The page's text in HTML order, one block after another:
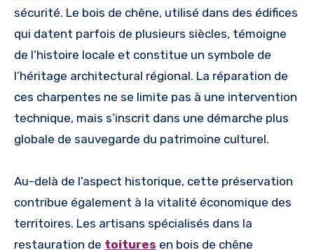
sécurité. Le bois de chêne, utilisé dans des édifices
qui datent parfois de plusieurs siècles, témoigne
de l’histoire locale et constitue un symbole de
l’héritage architectural régional. La réparation de
ces charpentes ne se limite pas à une intervention
technique, mais s’inscrit dans une démarche plus
globale de sauvegarde du patrimoine culturel.
Au-delà de l’aspect historique, cette préservation
contribue également à la vitalité économique des
territoires. Les artisans spécialisés dans la
restauration de toitures en bois de chêne